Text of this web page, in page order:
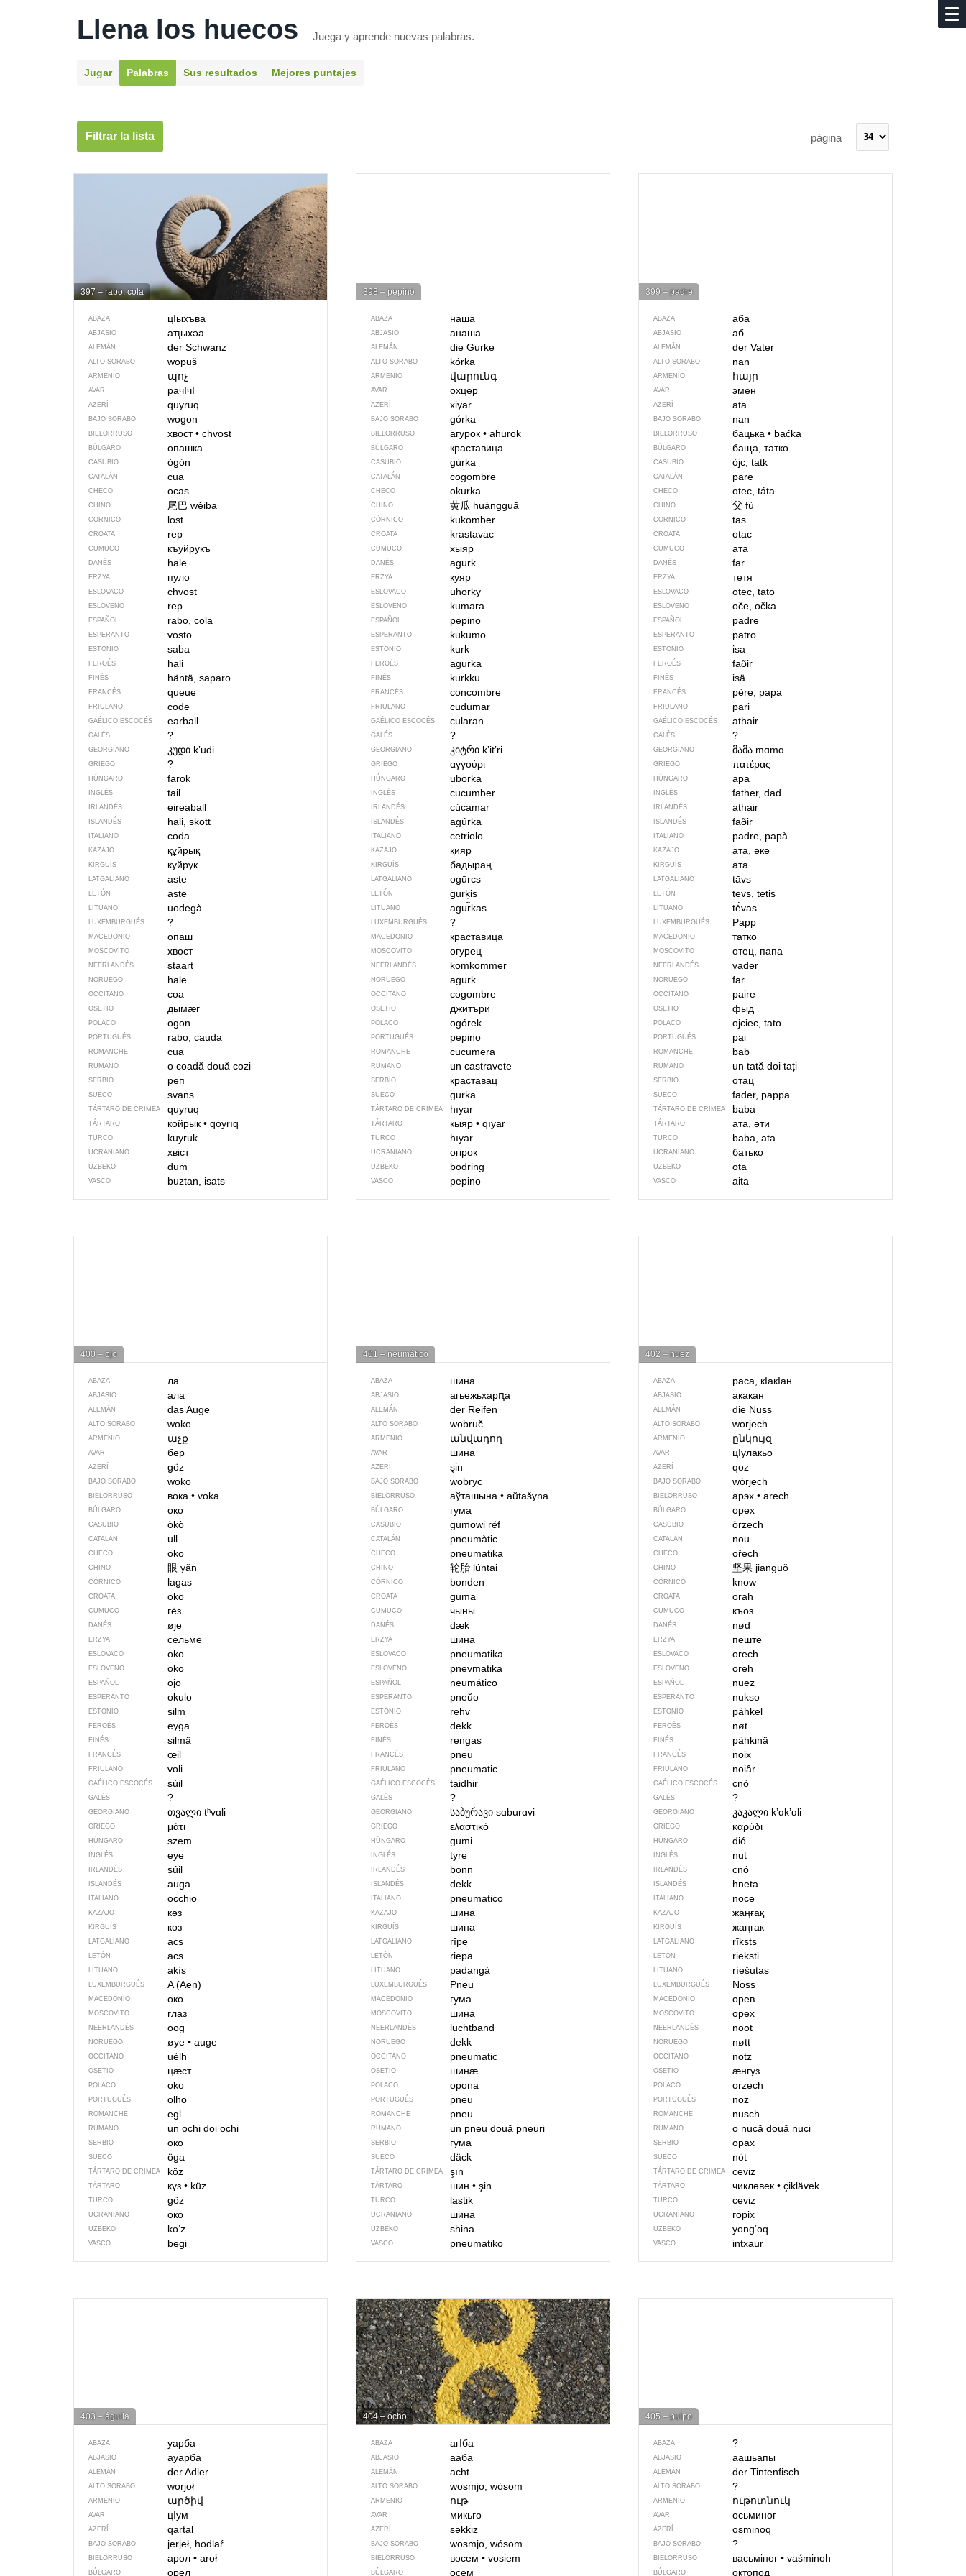
Llena los huecos Juega y aprende nuevas palabras.
Jugar Palabras Sus resultados Mejores puntajes
Filtrar la lista página
397 – rabo, cola
ABAZA цIыхъва
ABJASIO аҵыхәа
ALEMÁN der Schwanz
ALTO SORABO wopuš
ARMENIO պոչ
AVAR рачIчI
AZERÍ quyruq
BAJO SORABO wogon
BIELORRUSO хвост•chvost
BÚLGARO опашка
CASUBIO ògón
CATALÁN cua
CHECO ocas
CHINO 尾巴 wěiba
CÓRNICO lost
CROATA rep
CUMUCO къуйрукъ
DANÉS hale
ERZYA пуло
ESLOVACO chvost
ESLOVENO rep
ESPAÑOL rabo, cola
ESPERANTO vosto
ESTONIO saba
FEROÉS hali
FINÉS häntä, saparo
FRANCÉS queue
FRIULANO code
GAÉLICO ESCOCÉS earball
GALÉS ?
GEORGIANO კუდი kʼudi
GRIEGO ?
HÚNGARO farok
INGLÉS tail
IRLANDÉS eireaball
ISLANDÉS hali, skott
ITALIANO coda
KAZAJO құйрық
KIRGUÍS куйрук
LATGALIANO aste
LETÓN aste
LITUANO uodegà
LUXEMBURGUÉS ?
MACEDONIO опаш
MOSCOVITO хвост
NEERLANDÉS staart
NORUEGO hale
OCCITANO coa
OSETIO дымӕг
POLACO ogon
PORTUGUÉS rabo, cauda
ROMANCHE cua
RUMANO o coadă două cozi
SERBIO реп
SUECO svans
TÁRTARO DE CRIMEA quyruq
TÁRTARO койрык •qoyrıq
TURCO kuyruk
UCRANIANO хвіст
UZBEKO dum
VASCO buztan, isats
398 – pepino
ABAZA наша
ABJASIO анаша
ALEMÁN die Gurke
ALTO SORABO kórka
ARMENIO վարունգ
AVAR охцер
AZERÍ xiyar
BAJO SORABO górka
BIELORRUSO агурок • ahurok
BÚLGARO краставица
CASUBIO gùrka
CATALÁN cogombre
CHECO okurka
CHINO 黄瓜 huángguā
CÓRNICO kukomber
CROATA krastavac
CUMUCO хыяр
DANÉS agurk
ERZYA куяр
ESLOVACO uhorky
ESLOVENO kumara
ESPAÑOL pepino
ESPERANTO kukumo
ESTONIO kurk
FEROÉS agurka
FINÉS kurkku
FRANCÉS concombre
FRIULANO cudumar
GAÉLICO ESCOCÉS cularan
GALÉS ?
GEORGIANO კიტრი kʼitʼri
GRIEGO αγγούρι
HÚNGARO uborka
INGLÉS cucumber
IRLANDÉS cúcamar
ISLANDÉS agúrka
ITALIANO cetriolo
KAZAJO қияр
KIRGUÍS бадыраң
LATGALIANO ogūrcs
LETÓN gurķis
LITUANO agur̃kas
LUXEMBURGUÉS ?
MACEDONIO краставица
MOSCOVITO огурец
NEERLANDÉS komkommer
NORUEGO agurk
OCCITANO cogombre
OSETIO джитъри
POLACO ogórek
PORTUGUÉS pepino
ROMANCHE cucumera
RUMANO un castravete
SERBIO краставац
SUECO gurka
TÁRTARO DE CRIMEA hıyar
TÁRTARO кыяр • qıyar
TURCO hıyar
UCRANIANO огірок
UZBEKO bodring
VASCO pepino
399 – padre
ABAZA аба
ABJASIO аб
ALEMÁN der Vater
ALTO SORABO nan
ARMENIO հայր
AVAR эмен
AZERÍ ata
BAJO SORABO nan
BIELORRUSO бацька• baćka
BÚLGARO баща, татко
CASUBIO òjc, tatk
CATALÁN pare
CHECO otec, táta
CHINO 父fù
CÓRNICO tas
CROATA otac
CUMUCO ата
DANÉS far
ERZYA тетя
ESLOVACO otec, tato
ESLOVENO oče, očka
ESPAÑOL padre
ESPERANTO patro
ESTONIO isa
FEROÉS faðir
FINÉS isä
FRANCÉS père, papa
FRIULANO pari
GAÉLICO ESCOCÉS athair
GALÉS ?
GEORGIANO მამა mɑmɑ
GRIEGO πατέρας
HÚNGARO apa
INGLÉS father, dad
IRLANDÉS athair
ISLANDÉS faðir
ITALIANO padre, papà
KAZAJO ата, әке
KIRGUÍS ата
LATGALIANO tāvs
LETÓN tēvs, tētis
LITUANO tė́vas
LUXEMBURGUÉS Papp
MACEDONIO татко
MOSCOVITO отец, папа
NEERLANDÉS vader
NORUEGO far
OCCITANO paire
OSETIO фыд
POLACO ojciec, tato
PORTUGUÉS pai
ROMANCHE bab
RUMANO un tatădoi tați
SERBIO отац
SUECO fader, pappa
TÁRTARO DE CRIMEA baba
TÁRTARO ата, әти
TURCO baba, ata
UCRANIANO батько
UZBEKO ota
VASCO aita
400 – ojo
ABAZA ла
ABJASIO ала
ALEMÁN das Auge
ALTO SORABO woko
ARMENIO աչք
AVAR бер
AZERÍ göz
BAJO SORABO woko
BIELORRUSO вока •voka
BÚLGARO око
CASUBIO òkò
CATALÁN ull
CHECO oko
CHINO 眼 yǎn
CÓRNICO lagas
CROATA oko
CUMUCO гёз
DANÉS øje
ERZYA сельме
ESLOVACO oko
ESLOVENO oko
ESPAÑOL ojo
ESPERANTO okulo
ESTONIO silm
FEROÉS eyga
FINÉS silmä
FRANCÉS œil
FRIULANO voli
GAÉLICO ESCOCÉS sùil
GALÉS ?
GEORGIANO თვალი tʰvɑli
GRIEGO μάτι
HÚNGARO szem
INGLÉS eye
IRLANDÉS súil
ISLANDÉS auga
ITALIANO occhio
KAZAJO көз
KIRGUÍS көз
LATGALIANO acs
LETÓN acs
LITUANO akìs
LUXEMBURGUÉS A (Aen)
MACEDONIO око
MOSCOVITO глаз
NEERLANDÉS oog
NORUEGO øye •auge
OCCITANO uèlh
OSETIO цӕст
POLACO oko
PORTUGUÉS olho
ROMANCHE egl
RUMANO un ochi doi ochi
SERBIO око
SUECO öga
TÁRTARO DE CRIMEA köz
TÁRTARO күз •küz
TURCO göz
UCRANIANO око
UZBEKO koʻz
VASCO begi
401 – neumático
ABAZA шина
ABJASIO агьежьхарԥа
ALEMÁN der Reifen
ALTO SORABO wobruč
ARMENIO անվադող
AVAR шина
AZERÍ şin
BAJO SORABO wobryc
BIELORRUSO аўташына • aŭtašyna
BÚLGARO гума
CASUBIO gumowi réf
CATALÁN pneumàtic
CHECO pneumatika
CHINO 轮胎 lúntāi
CÓRNICO bonden
CROATA guma
CUMUCO чыны
DANÉS dæk
ERZYA шина
ESLOVACO pneumatika
ESLOVENO pnevmatika
ESPAÑOL neumático
ESPERANTO pneŭo
ESTONIO rehv
FEROÉS dekk
FINÉS rengas
FRANCÉS pneu
FRIULANO pneumatic
GAÉLICO ESCOCÉS taidhir
GALÉS ?
GEORGIANO საბურავი sɑburɑvi
GRIEGO ελαστικό
HÚNGARO gumi
INGLÉS tyre
IRLANDÉS bonn
ISLANDÉS dekk
ITALIANO pneumatico
KAZAJO шина
KIRGUÍS шина
LATGALIANO rīpe
LETÓN riepa
LITUANO padangà
LUXEMBURGUÉS Pneu
MACEDONIO гума
MOSCOVITO шина
NEERLANDÉS luchtband
NORUEGO dekk
OCCITANO pneumatic
OSETIO шинӕ
POLACO opona
PORTUGUÉS pneu
ROMANCHE pneu
RUMANO un pneu două pneuri
SERBIO гума
SUECO däck
TÁRTARO DE CRIMEA şın
TÁRTARO шин • şin
TURCO lastik
UCRANIANO шина
UZBEKO shina
VASCO pneumatiko
402 – nuez
ABAZA раса, кIакIан
ABJASIO акакан
ALEMÁN die Nuss
ALTO SORABO worjech
ARMENIO ընկույզ
AVAR цIулакьо
AZERÍ qoz
BAJO SORABO wórjech
BIELORRUSO арэх• arech
BÚLGARO орех
CASUBIO òrzech
CATALÁN nou
CHECO ořech
CHINO 坚果 jiānguǒ
CÓRNICO know
CROATA orah
CUMUCO къоз
DANÉS nød
ERZYA пеште
ESLOVACO orech
ESLOVENO oreh
ESPAÑOL nuez
ESPERANTO nukso
ESTONIO pähkel
FEROÉS nøt
FINÉS pähkinä
FRANCÉS noix
FRIULANO noiâr
GAÉLICO ESCOCÉS cnò
GALÉS ?
GEORGIANO კაკალი kʼɑkʼɑli
GRIEGO καρύδι
HÚNGARO dió
INGLÉS nut
IRLANDÉS cnó
ISLANDÉS hneta
ITALIANO noce
KAZAJO жаңғақ
KIRGUÍS жаңгак
LATGALIANO rīksts
LETÓN rieksti
LITUANO ríešutas
LUXEMBURGUÉS Noss
MACEDONIO орев
MOSCOVITO орех
NEERLANDÉS noot
NORUEGO nøtt
OCCITANO notz
OSETIO ӕнгуз
POLACO orzech
PORTUGUÉS noz
ROMANCHE nusch
RUMANO o nucădouă nuci
SERBIO орах
SUECO nöt
TÁRTARO DE CRIMEA ceviz
TÁRTARO чикләвек• çiklävek
TURCO ceviz
UCRANIANO горіх
UZBEKO yong‘oq
VASCO intxaur
403 – águila
ABAZA уарба
ABJASIO ауарба
ALEMÁN der Adler
ALTO SORABO worjoł
ARMENIO արծիվ
AVAR цIум
AZERÍ qartal
BAJO SORABO jerjeł, hodlaŕ
BIELORRUSO арол •aroł
BÚLGARO орел
404 – ocho
ABAZA агIба
ABJASIO ааба
ALEMÁN acht
ALTO SORABO wosmjo, wósom
ARMENIO ութ
AVAR микьго
AZERÍ səkkiz
BAJO SORABO wosmjo, wósom
BIELORRUSO восем • vosiem
BÚLGARO осем
405 – pulpo
ABAZA ?
ABJASIO аашьапы
ALEMÁN der Tintenfisch
ALTO SORABO ?
ARMENIO ութոտնուկ
AVAR осьминог
AZERÍ osminoq
BAJO SORABO ?
BIELORRUSO васьміног• vaśminoh
BÚLGARO октопод